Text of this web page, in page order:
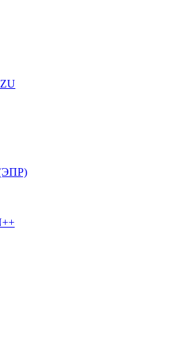
(ЭПР)